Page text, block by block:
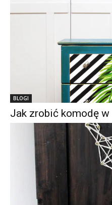
BLOGI
Jak zrobić komodę w